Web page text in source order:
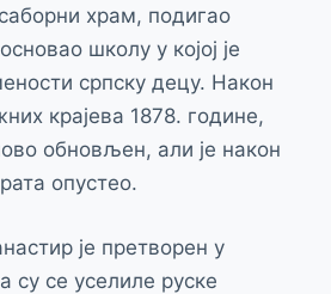
храм, подигао
школу у којој је
српску децу. Након
крајева 1878. године,
обновљен, али је након
опустео.
је претворен у
су се уселиле руске